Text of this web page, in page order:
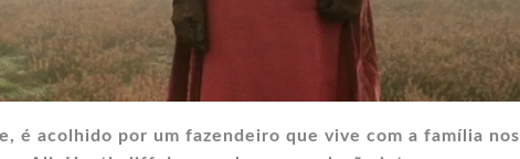
é acolhido por um fazendeiro que vive com a família nos